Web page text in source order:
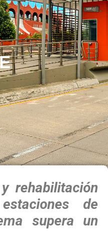
rehabilitación
de
supera un